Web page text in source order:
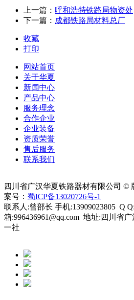
上一篇： 呼和浩特铁路局物资处
下一篇： 成都铁路局材料总厂
收藏
打印
网站首页
关于华夏
新闻中心
产品中心
服务理念
合作企业
企业装备
资质荣誉
售后服务
联系我们
四川省广汉华夏铁路器材有限公司 ©
案号： 蜀ICP备13020726号-1
联系人:曾部长 手机:13909023805 Q
箱:996436961@qq.com 地址:四川省
一社